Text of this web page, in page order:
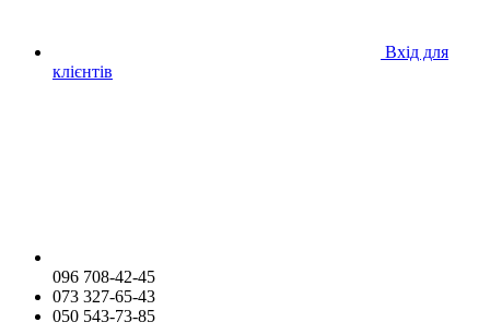
Вхід для
клієнтів
096 708-42-45
073 327-65-43
050 543-73-85